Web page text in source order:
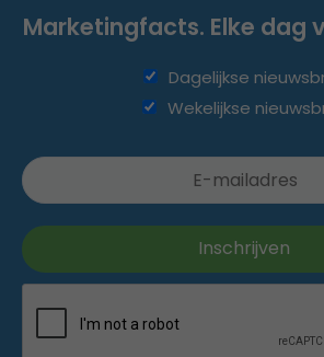
Marketingfacts. Elke dag
Dagelijkse
Wekelijkse